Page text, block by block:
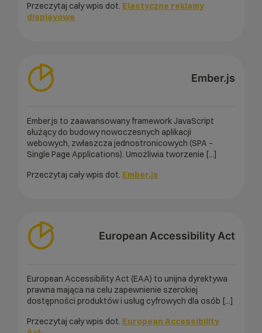
Przeczytaj cały wpis dot. Elastyczne reklamy
displayowe
Ember.js
Ember.js to zaawansowany framework JavaScript
służący do budowy nowoczesnych aplikacji
webowych, zwłaszcza jednostronicowych (SPA –
Single Page Applications). Umożliwia tworzenie [...]
Przeczytaj cały wpis dot. Ember.js
European Accessibility Act
European Accessibility Act (EAA) to unijna dyrektywa
prawna mająca na celu zapewnienie szerokiej
dostępności produktów i usług cyfrowych dla osób [...]
Przeczytaj cały wpis dot. European Accessibility